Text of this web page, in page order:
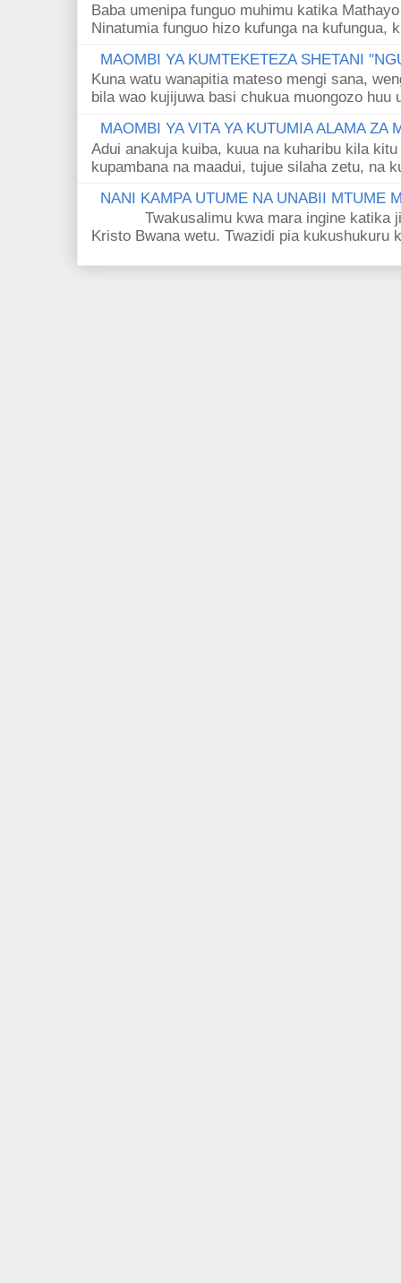
Baba umenipa funguo muhimu katika
Ninatumia funguo hizo kufunga na kufungua,
MAOMBI YA KUMTEKETEZA SHETANI
Kuna watu wanapitia mateso mengi sana,
bila wao kujijuwa basi chukua muongozo huu
MAOMBI YA VITA YA KUTUMIA ALAMA ZA
Adui anakuja kuiba, kuua na kuharibu kila
kupambana na maadui, tujue silaha zetu, na
NANI KAMPA UTUME NA UNABII MTUME
Twakusalimu kwa mara ingine katika
Kristo Bwana wetu. Twazidi pia kukushukuru